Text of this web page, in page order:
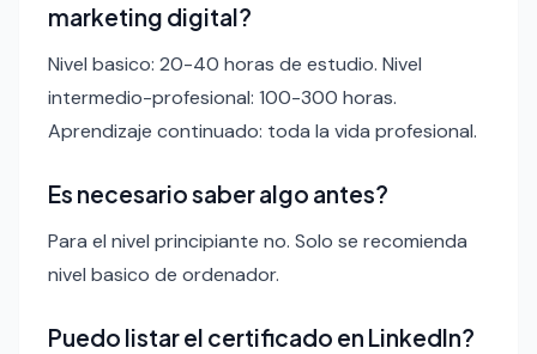
marketing digital?
Nivel basico: 20-40 horas de estudio. Nivel
intermedio-profesional: 100-300 horas.
Aprendizaje continuado: toda la vida profesional.
Es necesario saber algo antes?
Para el nivel principiante no. Solo se recomienda
nivel basico de ordenador.
Puedo listar el certificado en LinkedIn?